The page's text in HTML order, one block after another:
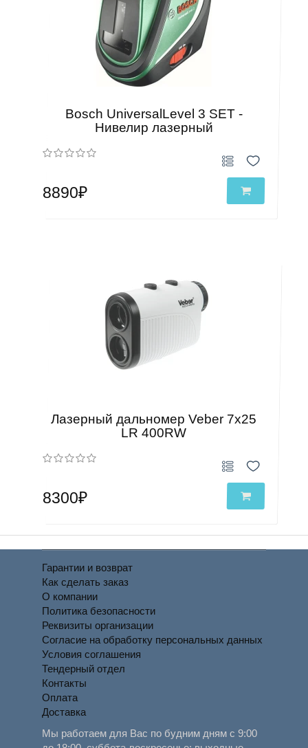
Bosch UniversalLevel 3 SET -
Нивелир лазерный
8890₽
Лазерный дальномер Veber 7х25
LR 400RW
8300₽
Гарантии и возврат
Как сделать заказ
О компании
Политика безопасности
Реквизиты организации
Согласие на обработку персональных данных
Условия соглашения
Тендерный отдел
Контакты
Оплата
Доставка
Мы работаем для Вас по будним дням с 9:00